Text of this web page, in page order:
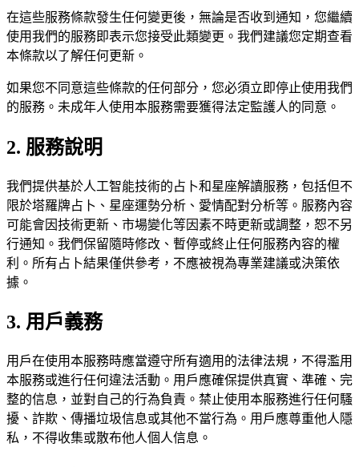
在這些服務條款發生任何變更後，無論是否收到通知，您繼續
使用我們的服務即表示您接受此類變更。我們建議您定期查看
本條款以了解任何更新。
如果您不同意這些條款的任何部分，您必須立即停止使用我們
的服務。未成年人使用本服務需要獲得法定監護人的同意。
2. 服務說明
我們提供基於人工智能技術的占卜和星座解讀服務，包括但不
限於塔羅牌占卜、星座運勢分析、愛情配對分析等。服務內容
可能會因技術更新、市場變化等因素不時更新或調整，恕不另
行通知。我們保留隨時修改、暫停或終止任何服務內容的權
利。所有占卜結果僅供參考，不應被視為專業建議或決策依
據。
3. 用戶義務
用戶在使用本服務時應當遵守所有適用的法律法規，不得濫用
本服務或進行任何違法活動。用戶應確保提供真實、準確、完
整的信息，並對自己的行為負責。禁止使用本服務進行任何騷
擾、詐欺、傳播垃圾信息或其他不當行為。用戶應尊重他人隱
私，不得收集或散布他人個人信息。